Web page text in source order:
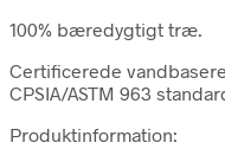
100% bæredygtigt træ.
Certificerede
CPSIA/ASTM 963
Produktinformation: